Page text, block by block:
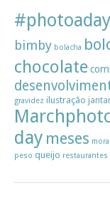
bimby bolacha
chocolate
gravidez ilustração
day meses
peso queijo restaurantes